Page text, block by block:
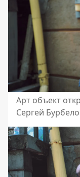
Арт объект
Сергей Бурбело